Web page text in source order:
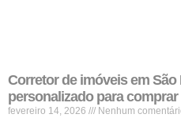
Corretor de imóveis em
personalizado para
fevereiro 14, 2026 Nenhum